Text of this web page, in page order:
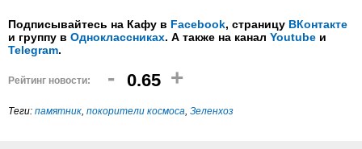
Подписывайтесь на Кафу в Facebook, страницу ВКонтакте
и группу в Одноклассниках. А также на канал Youtube и
Telegram.
Рейтинг новости: - 0.65 +
Теги: памятник, покорители космоса, Зеленхоз